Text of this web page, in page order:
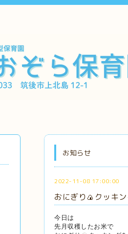
お知らせ
2022-11-08 17:00:00
おにぎり🍙クッキ
今日は
先月収穫したお米で